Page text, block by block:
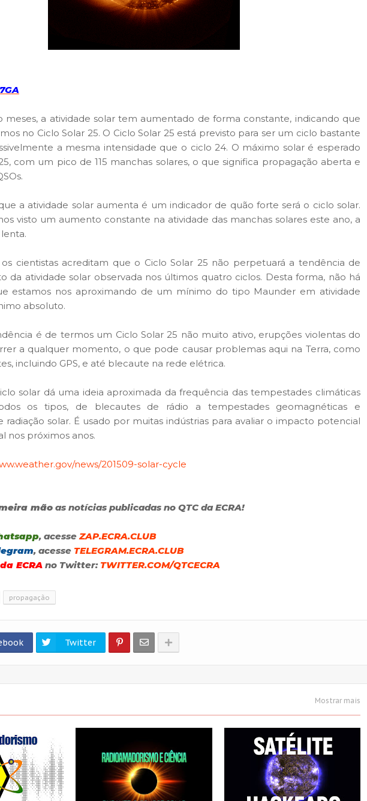
meses, a atividade solar tem aumentado de forma constante, indicando que
no Ciclo Solar 25. O Ciclo Solar 25 está previsto para ser um ciclo bastante
a mesma intensidade que o ciclo 24. O máximo solar é esperado
com um pico de 115 manchas solares, o que significa propagação aberta e
a atividade solar aumenta é um indicador de quão forte será o ciclo solar.
visto um aumento constante na atividade das manchas solares este ano, a
cientistas acreditam que o Ciclo Solar 25 não perpetuará a tendência de
da atividade solar observada nos últimos quatro ciclos. Desta forma, não há
estamos nos aproximando de um mínimo do tipo Maunder em atividade
absoluto.
é de termos um Ciclo Solar 25 não muito ativo, erupções violentas do
a qualquer momento, o que pode causar problemas aqui na Terra, como
incluindo GPS, e até blecaute na rede elétrica.
solar dá uma ideia aproximada da frequência das tempestades climáticas
os tipos, de blecautes de rádio a tempestades geomagnéticas e
radiação solar. É usado por muitas indústrias para avaliar o impacto potencial
nos próximos anos.
news/201509-solar-cycle
mão as notícias publicadas no QTC da ECRA!
, acesse ZAP.ECRA.CLUB
, acesse TELEGRAM.ECRA.CLUB
ECRA no Twitter: TWITTER.COM/QTCECRA
propagação
Twitter
Mostrar mais